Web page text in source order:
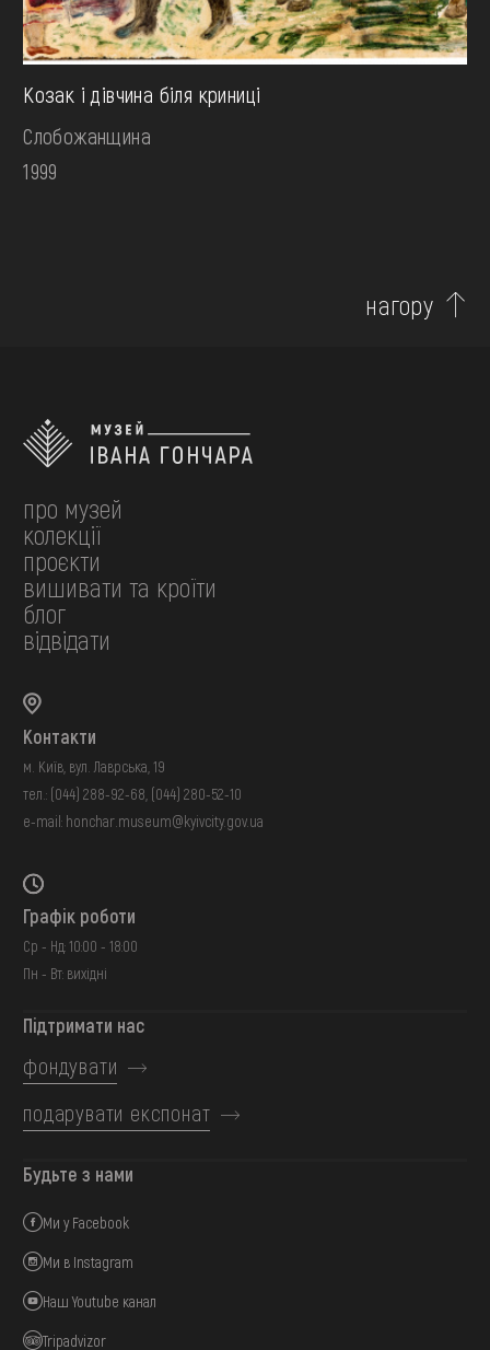
Козак і дівчина біля криниці
Слобожанщина
1999
нагору
про музей
колекції
проєкти
вишивати та кроїти
блог
відвідати
Контакти
м. Київ, вул. Лаврська, 19
тел.: (044) 288-92-68 (044) 280-52-10
e-mail: honchar.museum@kyivcity.gov.ua
Графік роботи
Ср - Нд: 10:00 - 18:00
Пн - Вт: вихідні
Підтримати нас
фондувати
подарувати експонат
Будьте з нами
Ми у Facebook
Ми в Instagram
Наш Youtube канал
Tripadvizor